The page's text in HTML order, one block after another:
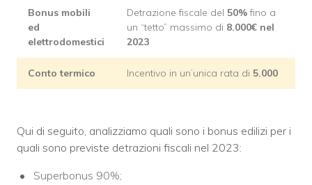
Bonus mobili
ed
elettrodomestici
Detrazione fiscale del 50%fino a
un “tetto” massimo di 8.000€ nel
2023
Conto termico Incentivo in un’unica rata di 5.000
Qui di seguito, analizziamo quali sono i bonus edilizi per i
quali sono previste detrazioni fiscali nel 2023:
Superbonus 90%;